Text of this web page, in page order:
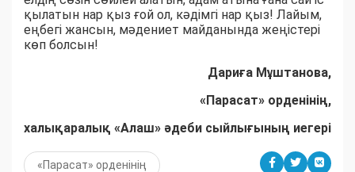
қылатын нар қыз ғой ол, кәдімгі нар қыз! Лайым,
еңбегі жансын, мәдениет майданында жеңістері
көп болсын!
Дариға Мұштанова,
«Парасат» орденінің,
халықаралық «Алаш» әдеби сыйлығының иегері
«Парасат» орденінің